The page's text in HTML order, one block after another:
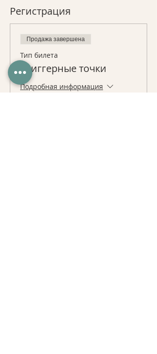
Регистрация
Продажа завершена
Тип билета
Триггерные точки
Подробная информация